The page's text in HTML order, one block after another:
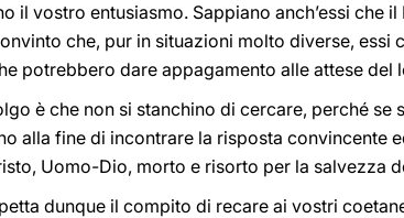
il vostro entusiasmo. Sappiano anch’essi che
che, pur in situazioni molto diverse, essi
potrebbero dare appagamento alle attese del
è che non si stanchino di cercare, perché
alla fine di incontrare la risposta convincente
Uomo-Dio, morto e risorto per la salvezza
dunque il compito di recare ai vostri